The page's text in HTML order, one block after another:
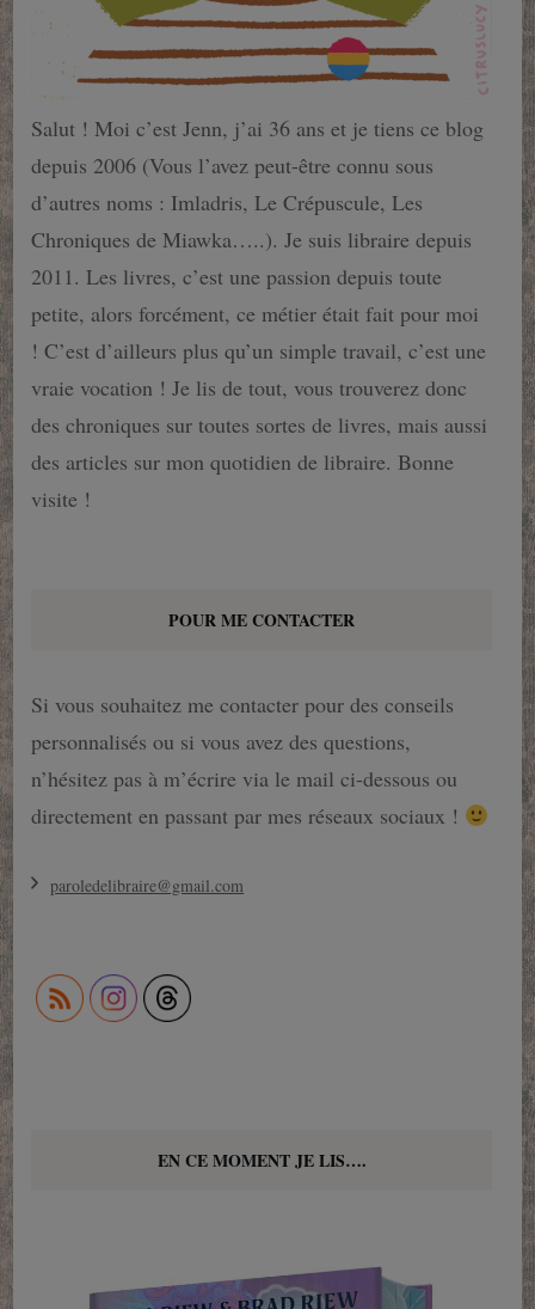
Salut ! Moi c’est Jenn, j’ai 36 ans et je tiens ce blog
depuis 2006 (Vous l’avez peut-être connu sous
d’autres noms : Imladris, Le Crépuscule, Les
Chroniques de Miawka…..). Je suis libraire depuis
2011. Les livres, c’est une passion depuis toute
petite, alors forcément, ce métier était fait pour moi
! C’est d’ailleurs plus qu’un simple travail, c’est une
vraie vocation ! Je lis de tout, vous trouverez donc
des chroniques sur toutes sortes de livres, mais aussi
des articles sur mon quotidien de libraire. Bonne
visite !
POUR ME CONTACTER
Si vous souhaitez me contacter pour des conseils
personnalisés ou si vous avez des questions,
n’hésitez pas à m’écrire via le mail ci-dessous ou
directement en passant par mes réseaux sociaux !
paroledelibraire@gmail.com
EN CE MOMENT JE LIS….